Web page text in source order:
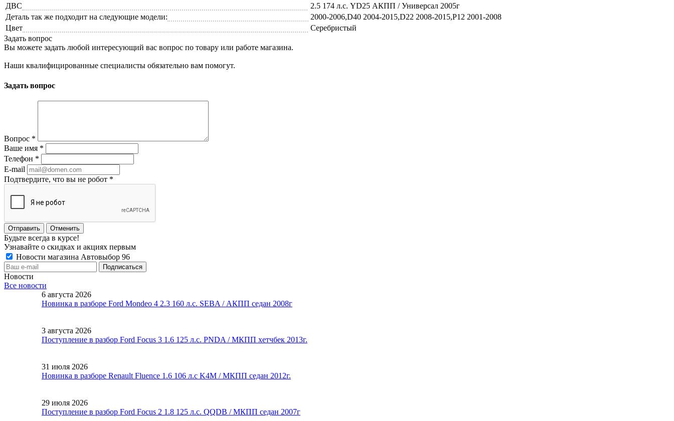
ДВС
2.5 174 л.с. YD25 АКПП / Универсал 2005г
Деталь так же подходит на следующие модели:
2000-2006,D40 2004-2015,D22 2008-2015,P12 2001-2008
Цвет
Серебристый
Задать вопрос
Вы можете задать любой интересующий вас вопрос по товару или работе магазина.
Наши квалифицированные специалисты обязательно вам помогут.
Задать вопрос
Вопрос *
Ваше имя *
Телефон *
E-mail
Подтвердите, что вы не робот *
Отменить
Будьте всегда в курсе!
Узнавайте о скидках и акциях первым
Новости магазина Автовыбор 96
Новости
Все новости
6 августа 2026
Новинка в разборе Ford Mondeo 4 2.3 160 л.с. SEBA / АКПП седан 2008г
3 августа 2026
Поступление в разбор Ford Focus 3 1.6 125 л.с. PNDA / МКПП хетчбек 2013г.
31 июля 2026
Новинка в разборе Renault Fluence 1.6 106 л.с K4M / МКПП седан 2012г.
29 июля 2026
Поступление в разбор Ford Focus 2 1.8 125 л.с. QQDB / МКПП седан 2007г